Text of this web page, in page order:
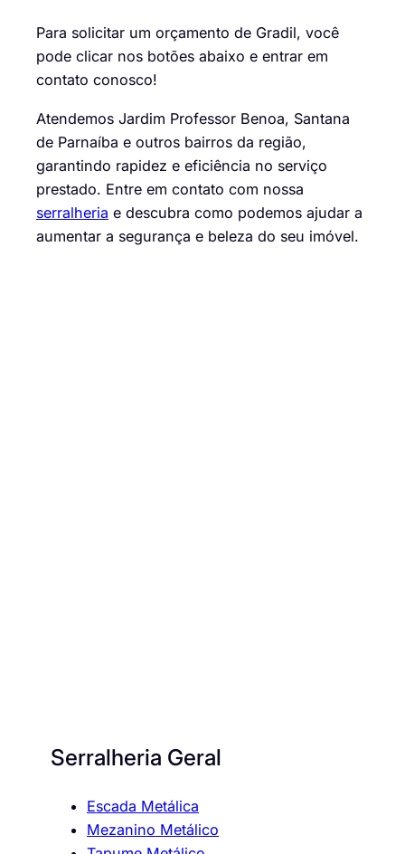
Para solicitar um orçamento de Gradil, você
pode clicar nos botões abaixo e entrar em
contato conosco!
Atendemos Jardim Professor Benoa, Santana
de Parnaíba e outros bairros da região,
garantindo rapidez e eficiência no serviço
prestado. Entre em contato com nossa
serralheria e descubra como podemos ajudar a
aumentar a segurança e beleza do seu imóvel.
Serralheria Geral
Escada Metálica
Mezanino Metálico